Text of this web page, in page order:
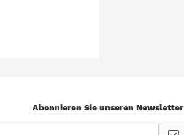
Abonnieren Sie unseren Newsletter